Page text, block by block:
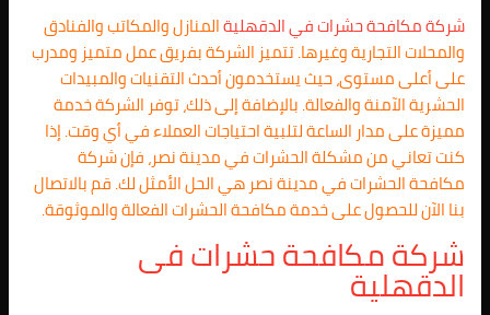
شركة مكافحة حشرات فيالدقهليةالمنازل والمكاتب والفنادق
والمحلات التجارية وغيرها. تتميز الشركة بفريق عمل متميز ومدرب
على أعلى مستوى، حيث يستخدمون أحدث التقنيات والمبيدات
الحشرية الآمنة والفعالة. بالإضافة إلى ذلك، توفر الشركة خدمة
مميزة على مدار الساعة لتلبية احتياجات العملاء في أي وقت. إذا
كنت تعاني من مشكلة الحشرات في مدينة نصر، فإن شركة
مكافحة الحشرات في مدينة نصر هي الحل الأمثل لك. قم بالاتصال
بنا الآن للحصول على خدمة مكافحة الحشرات الفعالة والموثوقة.
شركة مكافحة حشرات فى
الدقهلية